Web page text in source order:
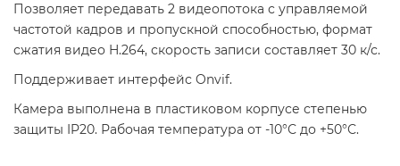
Позволяет передавать 2 видеопотока с управляемой
частотой кадров и пропускной способностью, формат
сжатия видео H.264, скорость записи составляет 30 к/с.
Поддерживает интерфейс Onvif.
Камера выполнена в пластиковом корпусе степенью
защиты IP20. Рабочая температура от -10°С до +50°С.